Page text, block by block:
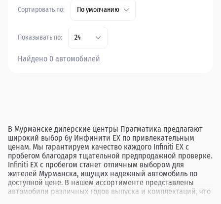
Сортировать по: По умолчанию
Показывать по: 24
Найдено 0 автомобилей
В Мурманске дилерские центры Прагматика предлагают
широкий выбор бу Инфинити EX по привлекательным
ценам. Мы гарантируем качество каждого Infiniti EX с
пробегом благодаря тщательной предпродажной проверке.
Infiniti EX с пробегом станет отличным выбором для
жителей Мурманска, ищущих надежный автомобиль по
доступной цене. В нашем ассортименте представлены
автомобили различных годов выпуска и комплектаций, что